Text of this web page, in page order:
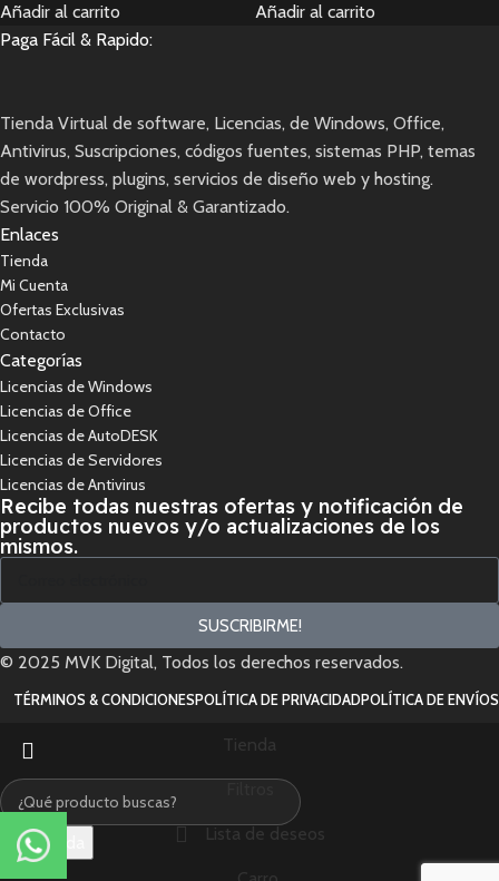
Añadir al carrito
Añadir al carrito
Paga Fácil & Rapido:
Tienda Virtual de software, Licencias, de Windows, Office,
Antivirus, Suscripciones, códigos fuentes, sistemas PHP, temas
de wordpress, plugins, servicios de diseño web y hosting.
Servicio 100% Original & Garantizado.
Enlaces
Tienda
Mi Cuenta
Ofertas Exclusivas
Contacto
Categorías
Licencias de Windows
Licencias de Office
Licencias de AutoDESK
Licencias de Servidores
Licencias de Antivirus
Recibe todas nuestras ofertas y notificación de
productos nuevos y/o actualizaciones de los
mismos.
SUSCRIBIRME!
© 2025 MVK Digital, Todos los derechos reservados.
TÉRMINOS & CONDICIONESPOLÍTICA DE PRIVACIDADPOLÍTICA DE ENVÍOS
Búsqueda
Tienda
Lista de deseos